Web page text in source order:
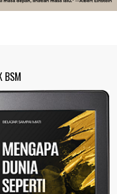
untuk dua catatan saya
istilah yang digunakan untuk
zat-zat yang tidak diinginkan,
suatu...
yang Disebut Badan Golgi?
utakatikotak.com Badan Golgi
pula aparatus Golgi, kompleks
atau diktiosom) adalah organel
BSM